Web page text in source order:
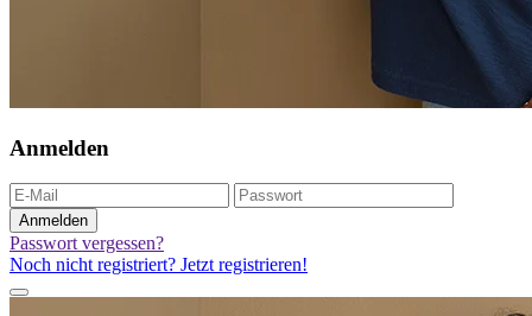
Anmelden
Anmelden
Passwort vergessen?
Noch nicht registriert? Jetzt registrieren!